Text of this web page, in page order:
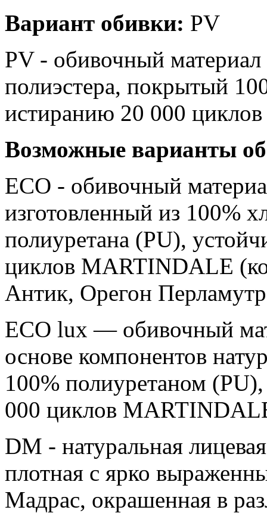
Вариант обивки: PV
PV - обивочный
полиэстера, покрытый
истиранию 20 000
Возможные варианты
ЕСО - обивочный
изготовленный из 100%
полиуретанa (PU),
циклов MARTINDALE
Антик, Орегон
ЕСО luх — обивочный
основе компонентов
100% полиуретаном
000 циклов
DM - натуральная
плотная c ярко
Мадрас, окрашенная в